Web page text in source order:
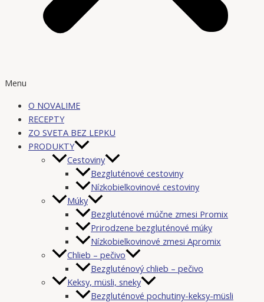
Menu
O NOVALIME
RECEPTY
ZO SVETA BEZ LEPKU
PRODUKTY
Cestoviny
Bezgluténové cestoviny
Nízkobielkovinové cestoviny
Múky
Bezgluténové múčne zmesi Promix
Prirodzene bezgluténové múky
Nízkobielkovinové zmesi Apromix
Chlieb – pečivo
Bezgluténový chlieb – pečivo
Keksy, müsli, sneky
Bezgluténové pochutiny-keksy-müsli